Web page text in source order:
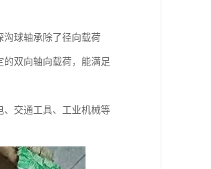
沟球轴承除了径向载荷
双向轴向载荷，能满足
、交通工具、工业机械等